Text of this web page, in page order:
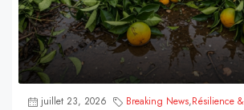
juillet 23, 2026 Breaking News,Résilience